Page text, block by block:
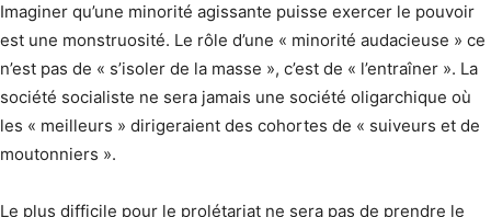
Imaginer qu’une minorité agissante puisse exercer le pouvoir
est une monstruosité. Le rôle d’une « minorité audacieuse » ce
n’est pas de « s’isoler de la masse », c’est de « l’entraîner ». La
société socialiste ne sera jamais une société oligarchique où
les « meilleurs » dirigeraient des cohortes de « suiveurs et de
moutonniers ».
Le plus difficile pour le prolétariat ne sera pas de prendre le